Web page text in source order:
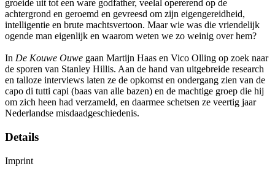
groeide uit tot een ware godfather, veelal opererend op de
achtergrond en geroemd en gevreesd om zijn eigengereidheid,
intelligentie en brute machtsvertoon. Maar wie was die vriendelijk
ogende man eigenlijk en waarom weten we zo weinig over hem?
In De Kouwe Ouwe gaan Martijn Haas en Vico Olling op zoek naar
de sporen van Stanley Hillis. Aan de hand van uitgebreide research
en talloze interviews laten ze de opkomst en ondergang zien van de
capo di tutti capi (baas van alle bazen) en de machtige groep die hij
om zich heen had verzameld, en daarmee schetsen ze veertig jaar
Nederlandse misdaadgeschiedenis.
Details
Imprint